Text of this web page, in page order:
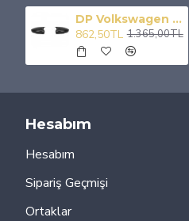
DP Volkswagen Polo Batman Yarasa Ayna Kapağı Parlak Siyah (2009 - 2017 6r / 6c )
862,50TL 1.365,00TL
Hesabım
Hesabım
Sipariş Geçmişi
Ortaklar